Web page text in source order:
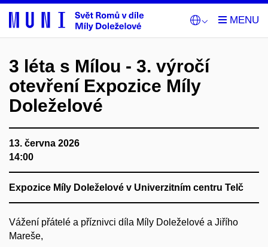
3 léta s Mílou - 3. výročí
otevření Expozice Míly
Doleželové
13. června 2026
14:00
Expozice Míly Doleželové v Univerzitním centru Telč
Vážení přátelé a příznivci díla Míly Doleželové a Jiřího
Mareše,